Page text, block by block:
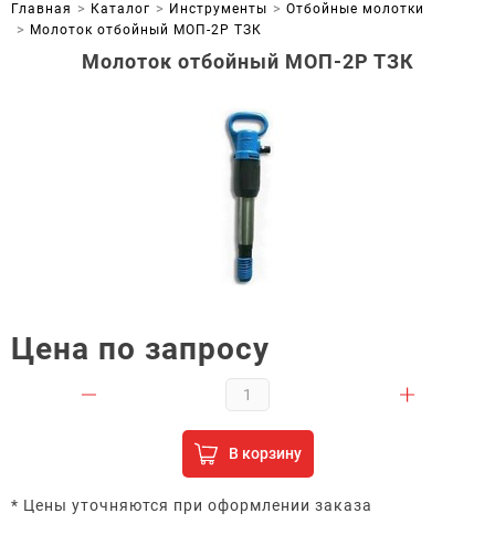
Главная Каталог Инструменты
Отбойные молотки
Молоток отбойный МОП-2Р ТЗК
Молоток отбойный МОП-2Р ТЗК
Цена по запросу
В корзину
* Цены уточняются при оформлении заказа